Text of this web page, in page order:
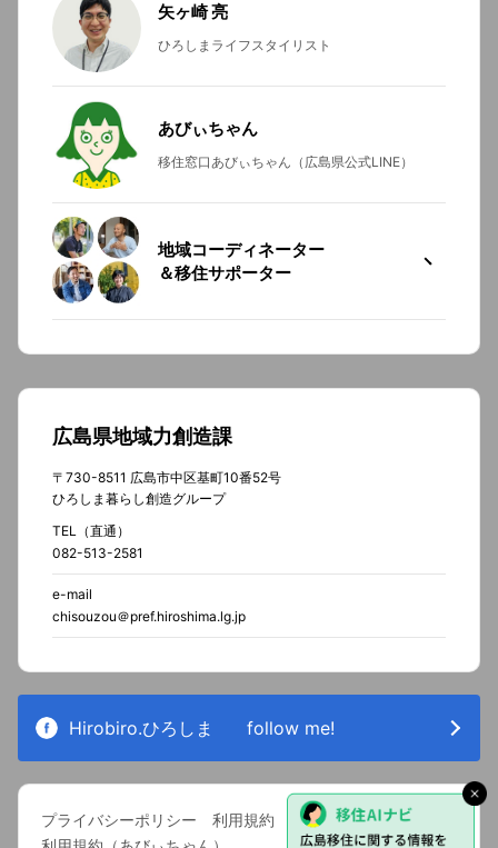
矢ヶ崎 亮
ひろしまライフスタイリスト
あびぃちゃん
移住窓口あびぃちゃん（広島県公式LINE）
地域コーディネーター
＆移住サポーター
広島県地域力創造課
〒730-8511 広島市中区基町10番52号
ひろしま暮らし創造グループ
TEL（直通）
082-513-2581
e-mail
chisouzou＠pref.hiroshima.lg.jp
Hirobiro.ひろしま follow me!
プライバシーポリシー
利用規約